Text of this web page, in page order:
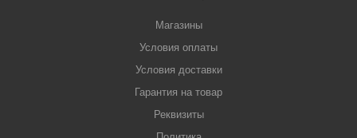
Магазины
Условия оплаты
Условия доставки
Гарантия на товар
Реквизиты